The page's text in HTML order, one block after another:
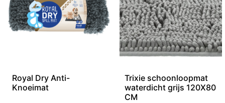
Royal Dry Anti-
Knoeimat
Trixie schoonloopmat
waterdicht grijs 120X80
CM